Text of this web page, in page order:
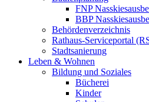
FNP
BBP
Behördenverzeichnis
Rathaus-Serviceportal
Stadtsanierung
Leben & Wohnen
Bildung und Soziales
Bücherei
Kinder